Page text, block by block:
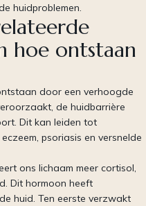
huidproblemen.
hoe ontstaan
door een verhoogde
de huidbarrière
Dit kan leiden tot
psoriasis en versnelde
ons lichaam meer cortisol,
Dit hormoon heeft
huid. Ten eerste verzwakt